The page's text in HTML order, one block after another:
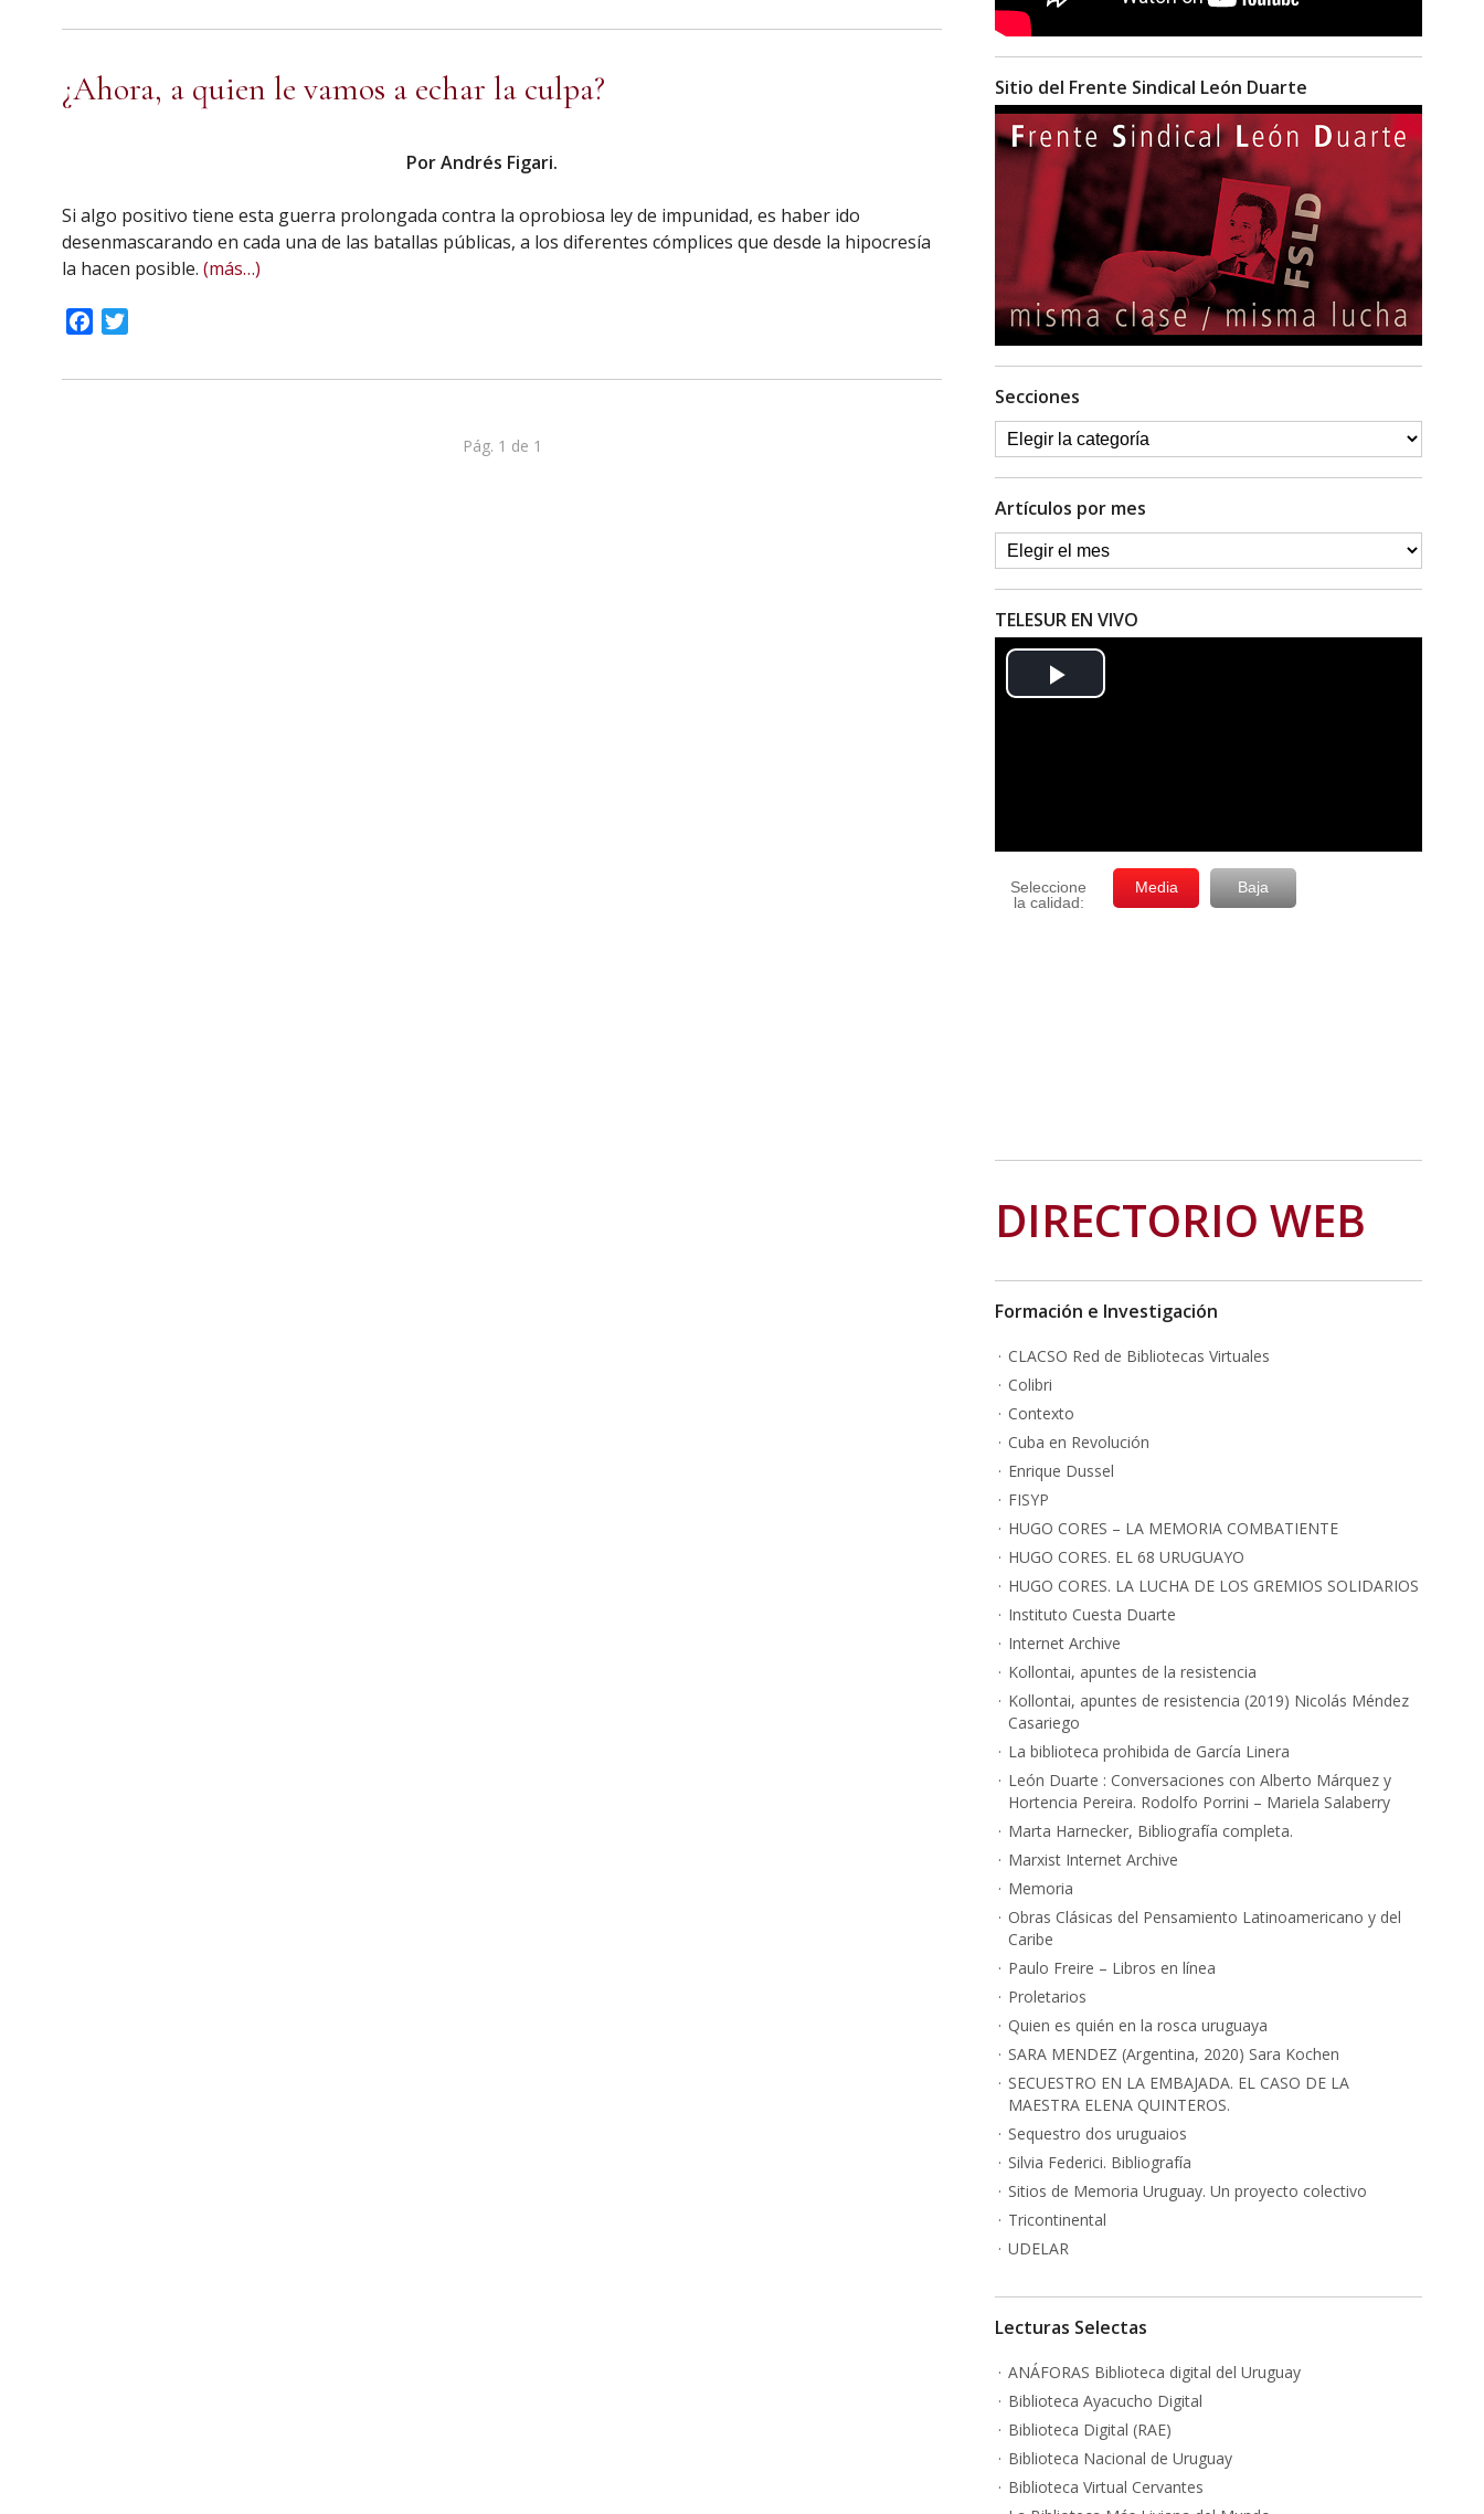
¿Ahora, a quien le vamos a echar la culpa?
Por Andrés Figari.
Si algo positivo tiene esta guerra prolongada contra la oprobiosa ley de impunidad, es haber ido
desenmascarando en cada una de las batallas públicas, a los diferentes cómplices que desde la hipocresía
la hacen posible. (más…)
Facebook
Pág. 1 de 1
Sitio del Frente Sindical León Duarte
Secciones
Artículos por mes
TELESUR EN VIVO
DIRECTORIO WEB
Formación e Investigación
CLACSO Red de Bibliotecas Virtuales
Colibri
Contexto
Cuba en Revolución
Enrique Dussel
FISYP
HUGO CORES – LA MEMORIA COMBATIENTE
HUGO CORES. EL 68 URUGUAYO
HUGO CORES. LA LUCHA DE LOS GREMIOS SOLIDARIOS
Instituto Cuesta Duarte
Internet Archive
Kollontai, apuntes de la resistencia
Kollontai, apuntes de resistencia (2019) Nicolás Méndez
Casariego
La biblioteca prohibida de García Linera
León Duarte : Conversaciones con Alberto Márquez y
Hortencia Pereira. Rodolfo Porrini – Mariela Salaberry
Marta Harnecker, Bibliografía completa.
Marxist Internet Archive
Memoria
Obras Clásicas del Pensamiento Latinoamericano y del
Caribe
Paulo Freire – Libros en línea
Proletarios
Quien es quién en la rosca uruguaya
SARA MENDEZ (Argentina, 2020) Sara Kochen
SECUESTRO EN LA EMBAJADA. EL CASO DE LA
MAESTRA ELENA QUINTEROS.
Sequestro dos uruguaios
Silvia Federici. Bibliografía
Sitios de Memoria Uruguay. Un proyecto colectivo
Tricontinental
UDELAR
Lecturas Selectas
ANÁFORAS Biblioteca digital del Uruguay
Biblioteca Ayacucho Digital
Biblioteca Digital (RAE)
Biblioteca Nacional de Uruguay
Biblioteca Virtual Cervantes